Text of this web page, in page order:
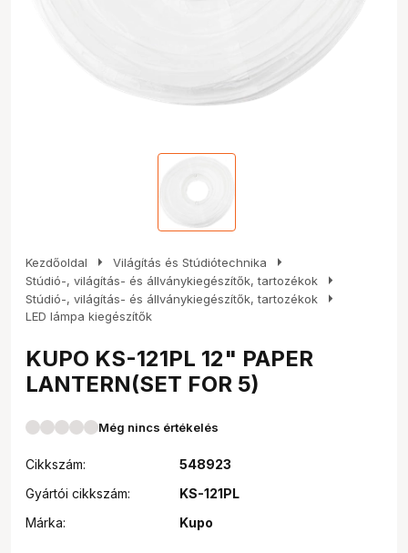
Kezdőoldal arrow_right Világítás és Stúdiótechnika arrow_right
Stúdió-, világítás- és állványkiegészítők, tartozékok arrow_right
Stúdió-, világítás- és állványkiegészítők, tartozékok arrow_right
LED lámpa kiegészítők
KUPO KS-121PL 12" PAPER
LANTERN(SET FOR 5)
Még nincs értékelés
Cikkszám:
548923
Gyártói cikkszám:
KS-121PL
Márka:
Kupo